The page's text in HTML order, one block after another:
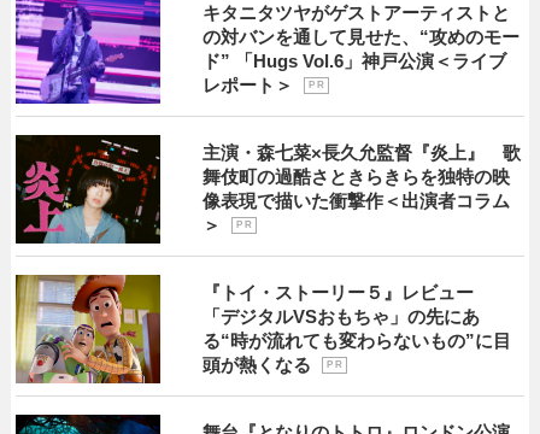
キタニタツヤがゲストアーティストと
の対バンを通して見せた、“攻めのモー
ド” 「Hugs Vol.6」神戸公演＜ライブ
レポート＞
P R
主演・森七菜×長久允監督『炎上』 歌
舞伎町の過酷さときらきらを独特の映
像表現で描いた衝撃作＜出演者コラム
＞
P R
『トイ・ストーリー５』レビュー
「デジタルVSおもちゃ」の先にあ
る“時が流れても変わらないもの”に目
頭が熱くなる
P R